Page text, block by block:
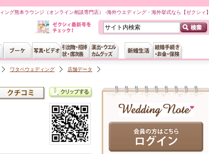
ング熊本ラウンジ（オンライン相談専門店） -海外ウエディング・海外挙式なら【ゼクシィ】
ワタベウェディング
店舗データ